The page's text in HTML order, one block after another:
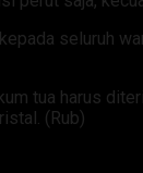
seluruh
tua harus
(Rub)